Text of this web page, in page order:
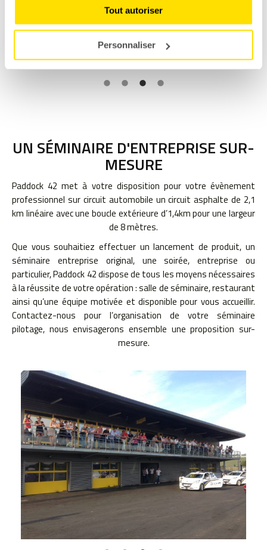
Tout autoriser
Personnaliser
UN SÉMINAIRE D'ENTREPRISE SUR-
MESURE
Paddock 42 met à votre disposition pour votre évènement
professionnel sur circuit automobile un circuit asphalte de 2,1
km linéaire avec une boucle extérieure d’1,4km pour une largeur
de 8 mètres.
Que vous souhaitiez effectuer un lancement de produit, un
séminaire entreprise original, une soirée, entreprise ou
particulier, Paddock 42 dispose de tous les moyens nécessaires
à la réussite de votre opération : salle de séminaire, restaurant
ainsi qu’une équipe motivée et disponible pour vous accueillir.
Contactez-nous pour l’organisation de votre séminaire
pilotage, nous envisagerons ensemble une proposition sur-
mesure.